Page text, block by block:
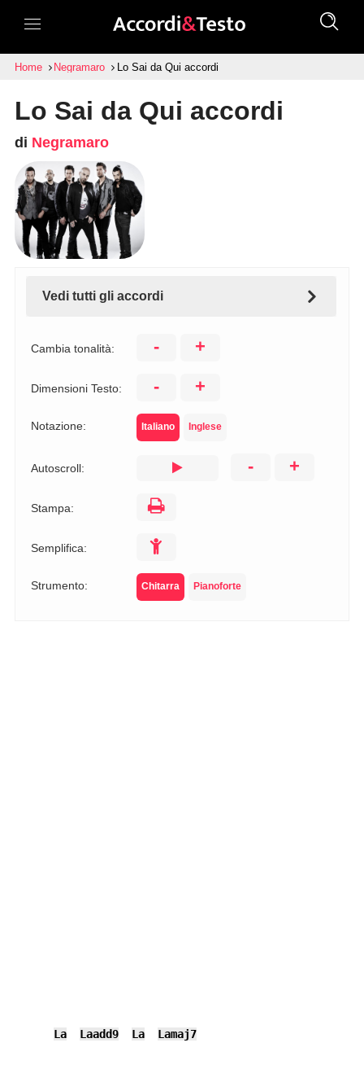
Home Negramaro Lo Sai da Qui accordi
Lo Sai da Qui accordi
di Negramaro
Vedi tutti gli accordi
Cambia tonalità: - +
Dimensioni Testo: - +
Notazione: Italiano Inglese
Autoscroll: - +
Stampa:
Semplifica:
Strumento: Chitarra Pianoforte
La Laadd9 La Lamaj7